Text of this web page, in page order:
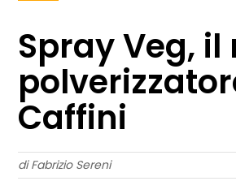
Spray Veg, il
Caffini
di Fabrizio Sereni